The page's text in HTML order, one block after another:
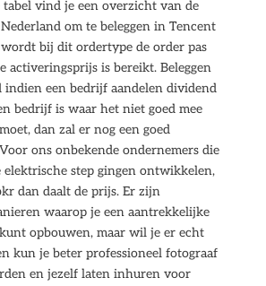
tabel vind je een overzicht van de
om te beleggen in Tencent
wordt bij dit ordertype de order pas
activeringsprijs is bereikt. Beleggen
indien een bedrijf aandelen dividend
bedrijf is waar het niet goed mee
dan zal er nog een goed
ons onbekende ondernemers die
elektrische step gingen ontwikkelen,
dan daalt de prijs. Er zijn
waarop je een aantrekkelijke
opbouwen, maar wil je er echt
kun je beter professioneel fotograaf
en jezelf laten inhuren voor